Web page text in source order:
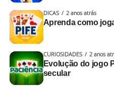
DICAS 2 anos atrás
Aprenda como
CURIOSIDADES 2 anos
Evolução do jogo
secular